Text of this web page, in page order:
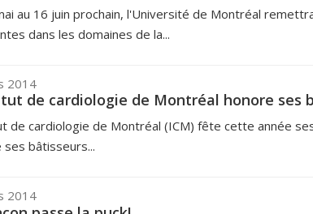
au 16 juin prochain, l'Université de Montréal
dans les domaines de la...
2014
de cardiologie de Montréal honore ses
de cardiologie de Montréal (ICM) fête cette année
bâtisseurs...
2014